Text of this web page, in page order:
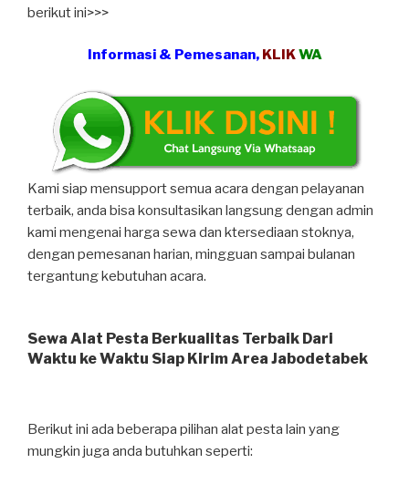
berikut ini>>>
Informasi & Pemesanan, KLIKWA
Kami siap mensupport semua acara dengan pelayanan
terbaik, anda bisa konsultasikan langsung dengan admin
kami mengenai harga sewa dan ktersediaan stoknya,
dengan pemesanan harian, mingguan sampai bulanan
tergantung kebutuhan acara.
Sewa Alat Pesta Berkualitas Terbaik Dari
Waktu ke Waktu Siap Kirim Area Jabodetabek
Berikut ini ada beberapa pilihan alat pesta lain yang
mungkin juga anda butuhkan seperti: